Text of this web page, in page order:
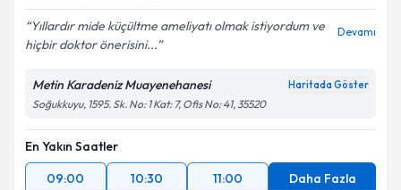
Yıllardır mide küçültme ameliyatı olmak istiyordum ve
hiçbir doktor önerisini...
Devamı
Metin Karadeniz Muayenehanesi Haritada Göster
Soğukkuyu, 1595. Sk. No: 1 Kat: 7, Ofis No: 41, 35520
En Yakın Saatler
09:00
10:30 11:00 Daha Fazla